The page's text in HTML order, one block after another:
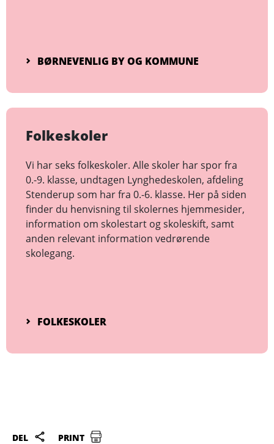
BØRNEVENLIG BY OG KOMMUNE
Folkeskoler
Vi har seks folkeskoler. Alle skoler har spor fra
0.-9. klasse, undtagen Lynghedeskolen, afdeling
Stenderup som har fra 0.-6. klasse. Her på siden
finder du henvisning til skolernes hjemmesider,
information om skolestart og skoleskift, samt
anden relevant information vedrørende
skolegang.
FOLKESKOLER
DEL PRINT